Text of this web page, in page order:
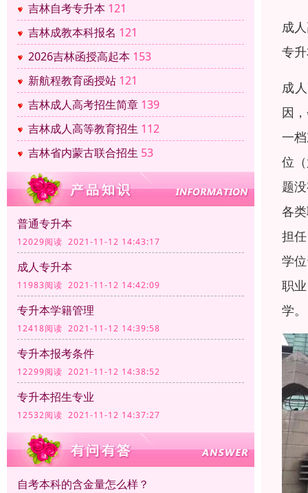
吉林自考专升本 121
吉林成教本科报名 121
2026吉林函授高起本 153
新航程教育函授站 121
吉林成人高考招生简章 139
吉林成人高等教育招生 112
吉林省内蒙古联合招生 53
普通专升本
12029阅读 2021-11-12 14:43:17
成人专升本
11983阅读 2021-11-12 14:42:09
专升本学籍管理
12418阅读 2021-11-12 14:39:58
专升本报考条件
12299阅读 2021-11-12 14:38:52
专升本招生专业
12532阅读 2021-11-12 14:37:27
自考本科的含金量怎么样？
成
专
成
因
一
位
题
各
担
学
职
学。